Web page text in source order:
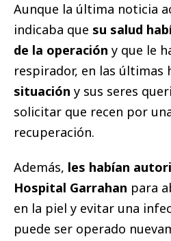
Aunque la última noticia
indicaba que su salud
de la operación y que le
respirador, en las últimas
situación y sus seres
solicitar que recen por
recuperación.
Además, les habían
Hospital Garrahan para
en la piel y evitar una
puede ser operado